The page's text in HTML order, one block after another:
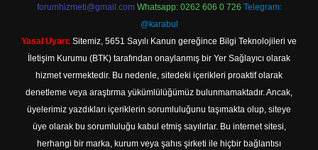
forumhizmeti@gmail.com Whatsapp: 0262 606 0 726 Telegram:
@karabul
Yasal Uyarı: Sitemiz, 5651 Sayılı Kanun gereğince Bilgi Teknolojileri ve
İletişim Kurumu (BTK) tarafından onaylanmış bir Yer Sağlayıcı olarak
hizmet vermektedir. Bu nedenle, sitedeki içerikleri proaktif olarak
denetleme veya araştırma yükümlülüğümüz bulunmamaktadır. Ancak,
üyelerimiz yazdıkları içeriklerin sorumluluğunu taşımakta olup, siteye
üye olarak bu sorumluluğu kabul etmiş sayılırlar. Bu internet sitesi,
herhangi bir marka, kurum veya şahıs şirketi ile hiçbir bağlantısı